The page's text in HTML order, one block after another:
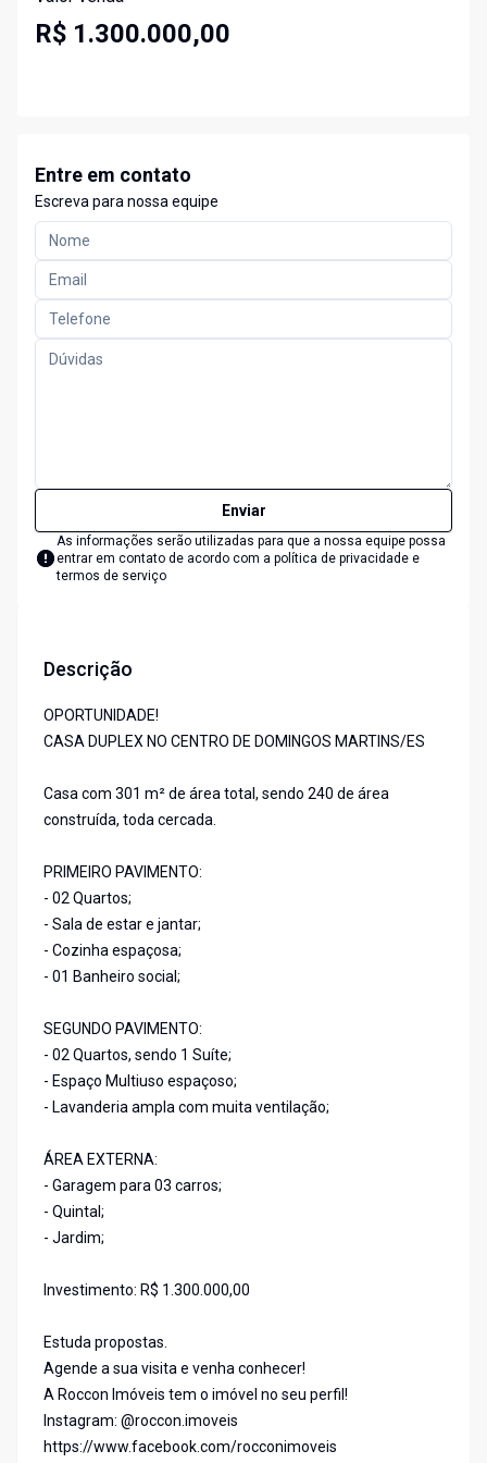
R$ 1.300.000,00
Entre em contato
Escreva para nossa equipe
Enviar
As informações serão utilizadas para que a nossa equipe possa
entrar em contato de acordo com a política de privacidade e
termos de serviço
Descrição
OPORTUNIDADE!
CASA DUPLEX NO CENTRO DE DOMINGOS MARTINS/ES
Casa com 301 m² de área total, sendo 240 de área
construída, toda cercada.
PRIMEIRO PAVIMENTO:
- 02 Quartos;
- Sala de estar e jantar;
- Cozinha espaçosa;
- 01 Banheiro social;
SEGUNDO PAVIMENTO:
- 02 Quartos, sendo 1 Suíte;
- Espaço Multiuso espaçoso;
- Lavanderia ampla com muita ventilação;
ÁREA EXTERNA:
- Garagem para 03 carros;
- Quintal;
- Jardim;
Investimento: R$ 1.300.000,00
Estuda propostas.
Agende a sua visita e venha conhecer!
A Roccon Imóveis tem o imóvel no seu perfil!
Instagram: @roccon.imoveis
https://www.facebook.com/rocconimoveis